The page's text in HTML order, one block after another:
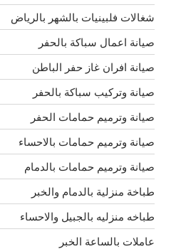
شغالات فلبينيات بالشهر بالرياض
صيانة اعمال سباكة بالحفر
صيانة افران غاز حفر الباطن
صيانة وتركيب سباكة بالحفر
صيانة وترميم حمامات الحفر
صيانة وترميم حمامات بالاحساء
صيانة وترميم حمامات بالدمام
طباخة منزلية بالدمام والخبر
طباخه منزليه بالجبيل والاحساء
عاملات بالساعة الخبر